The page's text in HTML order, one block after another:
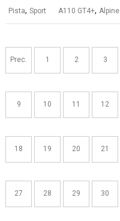
Pista,Sport A110 GT4+,Alpine
Navigazione
articoli
Prec. 1 2 3
9 10 11 12
18 19 20 21
27 28 29 30